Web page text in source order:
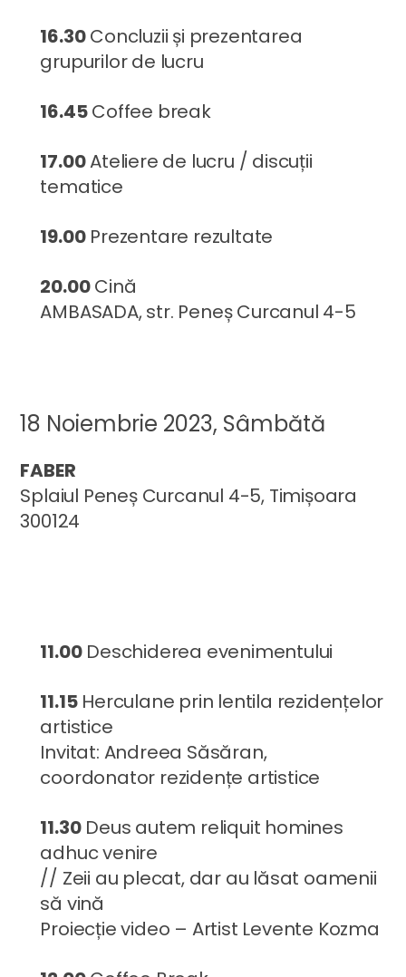
16.30Concluzii și prezentarea
grupurilor de lucru
16.45Coffee break
17.00Ateliere de lucru / discuții
tematice
19.00Prezentare rezultate
20.00Cină
AMBASADA, str. Peneș Curcanul 4-5
18 Noiembrie 2023, Sâmbătă
FABER
Splaiul Peneș Curcanul 4-5, Timișoara
300124
11.00Deschiderea evenimentului
11.15Herculane prin lentila rezidențelor
artistice
Invitat: Andreea Săsăran,
coordonator rezidențe artistice
11.30Deus autem reliquit homines
adhuc venire
// Zeii au plecat, dar au lăsat oamenii
să vină
Proiecție video – Artist Levente Kozma